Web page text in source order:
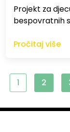
Projekt za
bespovratnih
Pročitaj više
1 2